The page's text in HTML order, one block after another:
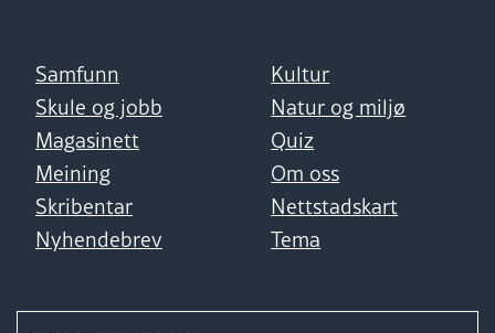
Samfunn
Kultur
Skule og jobb
Natur og miljø
Magasinett
Quiz
Meining
Om oss
Skribentar
Nettstadskart
Nyhendebrev
Tema